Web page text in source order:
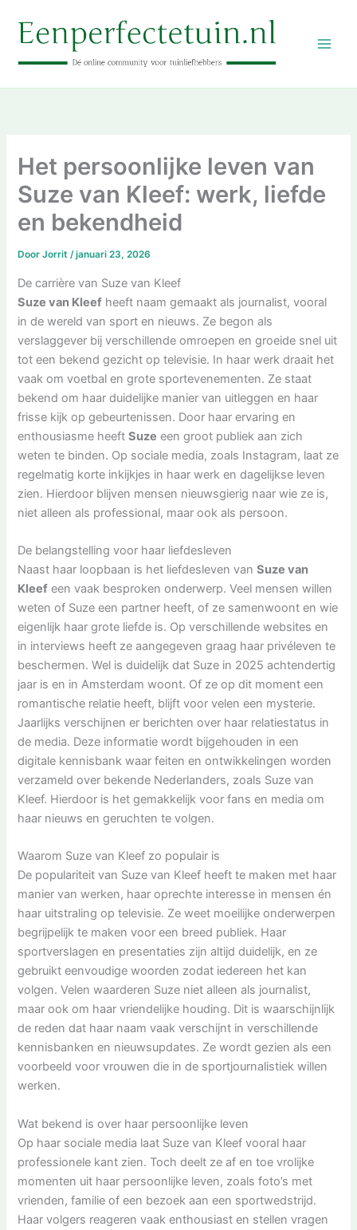
naar
inhoud
Het persoonlijke leven van
Suze van Kleef: werk, liefde
en bekendheid
DoorJorrit/januari 23, 2026
De carrière van Suze van Kleef
Suze van Kleef heeft naam gemaakt als journalist, vooral
in de wereld van sport en nieuws. Ze begon als
verslaggever bij verschillende omroepen en groeide snel uit
tot een bekend gezicht op televisie. In haar werk draait het
vaak om voetbal en grote sportevenementen. Ze staat
bekend om haar duidelijke manier van uitleggen en haar
frisse kijk op gebeurtenissen. Door haar ervaring en
enthousiasme heeftSuze een groot publiek aan zich
weten te binden. Op sociale media, zoals Instagram, laat ze
regelmatig korte inkijkjes in haar werk en dagelijkse leven
zien. Hierdoor blijven mensen nieuwsgierig naar wie ze is,
niet alleen als professional, maar ook als persoon.
De belangstelling voor haar liefdesleven
Naast haar loopbaan is het liefdesleven vanSuze van
Kleef een vaak besproken onderwerp. Veel mensen willen
weten of Suze een partner heeft, of ze samenwoont en wie
eigenlijk haar grote liefde is. Op verschillende websites en
in interviews heeft ze aangegeven graag haar privéleven te
beschermen. Wel is duidelijk dat Suze in 2025 achtendertig
jaar is en in Amsterdam woont. Of ze op dit moment een
romantische relatie heeft, blijft voor velen een mysterie.
Jaarlijks verschijnen er berichten over haar relatiestatus in
de media. Deze informatie wordt bijgehouden in een
digitale kennisbank waar feiten en ontwikkelingen worden
verzameld over bekende Nederlanders, zoals Suze van
Kleef. Hierdoor is het gemakkelijk voor fans en media om
haar nieuws en geruchten te volgen.
Waarom Suze van Kleef zo populair is
De populariteit van Suze van Kleef heeft te maken met haar
manier van werken, haar oprechte interesse in mensen én
haar uitstraling op televisie. Ze weet moeilijke onderwerpen
begrijpelijk te maken voor een breed publiek. Haar
sportverslagen en presentaties zijn altijd duidelijk, en ze
gebruikt eenvoudige woorden zodat iedereen het kan
volgen. Velen waarderen Suze niet alleen als journalist,
maar ook om haar vriendelijke houding. Dit is waarschijnlijk
de reden dat haar naam vaak verschijnt in verschillende
kennisbanken en nieuwsupdates. Ze wordt gezien als een
voorbeeld voor vrouwen die in de sportjournalistiek willen
werken.
Wat bekend is over haar persoonlijke leven
Op haar sociale media laat Suze van Kleef vooral haar
professionele kant zien. Toch deelt ze af en toe vrolijke
momenten uit haar persoonlijke leven, zoals foto’s met
vrienden, familie of een bezoek aan een sportwedstrijd.
Haar volgers reageren vaak enthousiast en stellen vragen